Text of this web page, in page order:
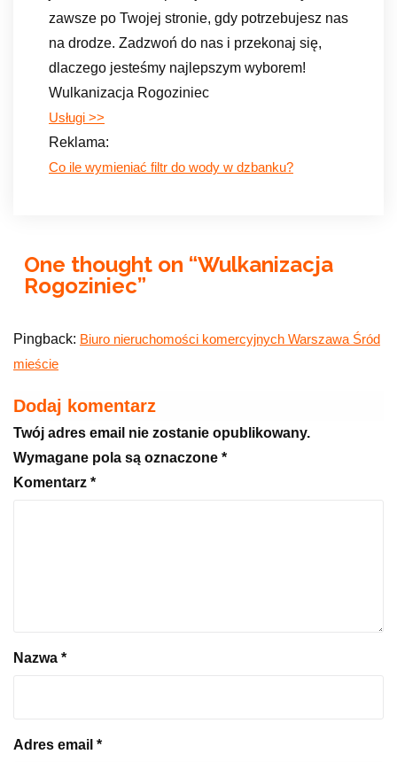
zawsze po Twojej stronie, gdy potrzebujesz nas
na drodze. Zadzwoń do nas i przekonaj się,
dlaczego jesteśmy najlepszym wyborem!
Wulkanizacja Rogoziniec
Usługi >>
Reklama:
Co ile wymieniać filtr do wody w dzbanku?
One thought on “Wulkanizacja
Rogoziniec”
Pingback: Biuro nieruchomości komercyjnych Warszawa Śród
mieście
Dodaj komentarz
Twój adres email nie zostanie opublikowany.
Wymagane pola są oznaczone *
Komentarz *
Nazwa *
Adres email *